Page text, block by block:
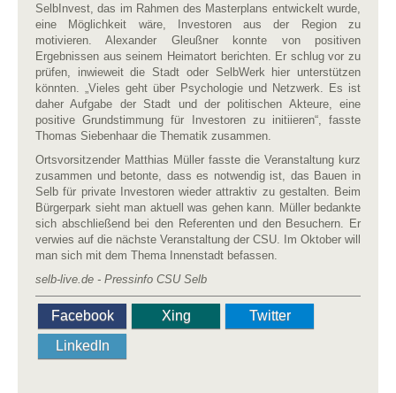
SelbInvest, das im Rahmen des Masterplans entwickelt wurde,
eine Möglichkeit wäre, Investoren aus der Region zu
motivieren. Alexander Gleußner konnte von positiven
Ergebnissen aus seinem Heimatort berichten. Er schlug vor zu
prüfen, inwieweit die Stadt oder SelbWerk hier unterstützen
könnten. „Vieles geht über Psychologie und Netzwerk. Es ist
daher Aufgabe der Stadt und der politischen Akteure, eine
positive Grundstimmung für Investoren zu initiieren“, fasste
Thomas Siebenhaar die Thematik zusammen.
Ortsvorsitzender Matthias Müller fasste die Veranstaltung kurz
zusammen und betonte, dass es notwendig ist, das Bauen in
Selb für private Investoren wieder attraktiv zu gestalten. Beim
Bürgerpark sieht man aktuell was gehen kann. Müller bedankte
sich abschließend bei den Referenten und den Besuchern. Er
verwies auf die nächste Veranstaltung der CSU. Im Oktober will
man sich mit dem Thema Innenstadt befassen.
selb-live.de - Pressinfo CSU Selb
Facebook Xing
Twitter
LinkedIn